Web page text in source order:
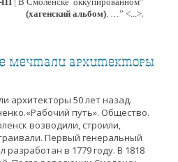
(хагенский альбом). …” <...>.
мечтали архитекторы
архитекторы 50 лет назад.
путь». Общество.
возводили, строили,
Первый генеральный
разработан в 1779 году. В 1818